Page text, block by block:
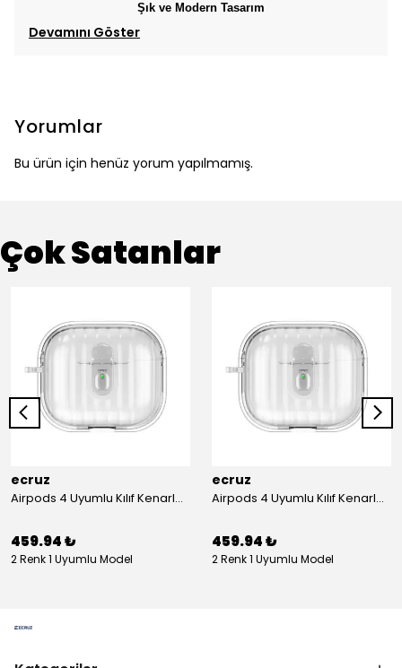
Şık ve Modern Tasarım
Devamını Göster
Yorumlar
Bu ürün için henüz yorum yapılmamış.
Çok Satanlar
ecruz
Airpods 4 Uyumlu Kılıf Kenarları Renkli Şeffaf Dilimli Silikon Ecruz Airbag 40 Uyumlu Kılıf
459.94 ₺
2 Renk 1 Uyumlu Model
ecruz
Airpods 4 Uyumlu Kılıf Kenarları Renkli Şeffaf Dilimli Silikon Ecruz Airbag 40 Uyumlu Kılıf
459.94 ₺
2 Renk 1 Uyumlu Model